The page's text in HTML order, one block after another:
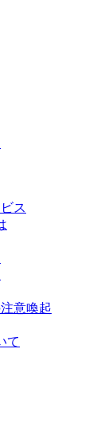
ス
意喚起
て